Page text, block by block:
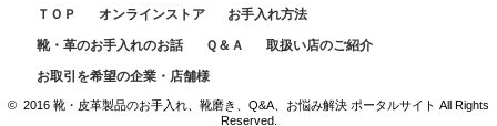
ＴＯＰ オンラインストア
お手入れ方法
靴・革のお手入れのお話
Ｑ＆Ａ
取扱い店のご紹介
お取引を希望の企業・店舗様
© 2016 靴・皮革製品のお手入れ、靴磨き、Q&A、お悩み解決 ポータルサイト All Rights
Reserved.